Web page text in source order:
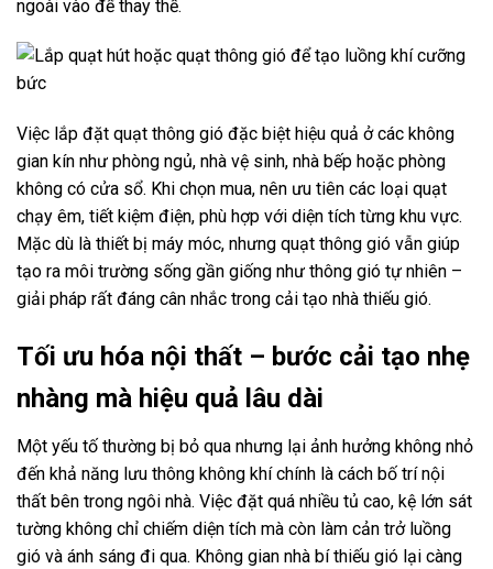
ngoài vào để thay thế.
Việc lắp đặt quạt thông gió đặc biệt hiệu quả ở các không
gian kín như phòng ngủ, nhà vệ sinh, nhà bếp hoặc phòng
không có cửa sổ. Khi chọn mua, nên ưu tiên các loại quạt
chạy êm, tiết kiệm điện, phù hợp với diện tích từng khu vực.
Mặc dù là thiết bị máy móc, nhưng quạt thông gió vẫn giúp
tạo ra môi trường sống gần giống như thông gió tự nhiên –
giải pháp rất đáng cân nhắc trong cải tạo nhà thiếu gió.
Tối ưu hóa nội thất – bước cải tạo nhẹ
nhàng mà hiệu quả lâu dài
Một yếu tố thường bị bỏ qua nhưng lại ảnh hưởng không nhỏ
đến khả năng lưu thông không khí chính là cách bố trí nội
thất bên trong ngôi nhà. Việc đặt quá nhiều tủ cao, kệ lớn sát
tường không chỉ chiếm diện tích mà còn làm cản trở luồng
gió và ánh sáng đi qua. Không gian nhà bí thiếu gió lại càng